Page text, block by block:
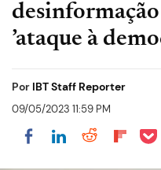
’ataque à
Por IBT Staff Reporter
09/05/2023 11:59 PM
Share on Facebook
Share on
Share